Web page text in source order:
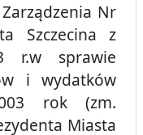
Nr
Szczecina z
r.w sprawie
i wydatków
rok (zm.
Miasta